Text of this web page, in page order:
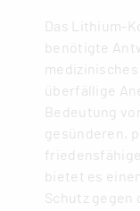
Das Lithium-
benötigte
überfällige
Bedeutung
gesünderen,
bietet es
Schutz gegen